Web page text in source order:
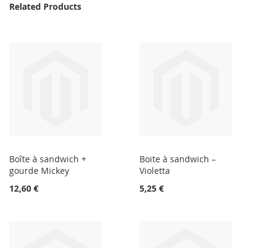
Related Products
Boîte à sandwich +
gourde Mickey
12,60 €
Boite à sandwich –
Violetta
5,25 €